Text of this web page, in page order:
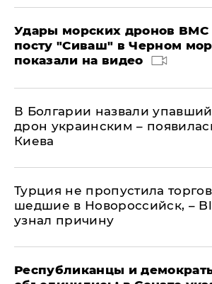
Удары морских дронов ВМС
посту "Сиваш" в Черном
показали на видео
В Болгарии назвали
дрон украинским –
Киева
Турция не пропустила
шедшие в Новороссийск, –
узнал причину
Республиканцы и